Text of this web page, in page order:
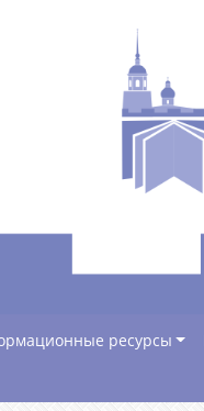
ресурсы